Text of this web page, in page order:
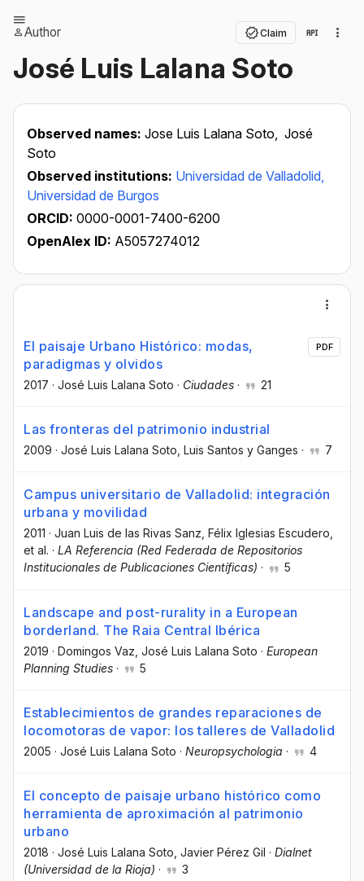
Author Claim
José Luis Lalana Soto
Observed names: Jose Luis Lalana Soto, José
Soto
Observed institutions: Universidad de Valladolid,
Universidad de Burgos
ORCID: 0000-0001-7400-6200
OpenAlex ID: A5057274012
El paisaje Urbano Histórico: modas,
paradigmas y olvidos
2017 · José Luis Lalana Soto · Ciudades · 21
PDF
Las fronteras del patrimonio industrial
2009 · José Luis Lalana Soto , Luis Santos y Ganges · 7
Campus universitario de Valladolid: integración
urbana y movilidad
2011 · Juan Luis de las Rivas Sanz , Félix Iglesias Escudero
et al. · LA Referencia (Red Federada de Repositorios
Institucionales de Publicaciones Científicas) · 5
Landscape and post-rurality in a European
borderland. The Raia Central Ibérica
2019 · Domingos Vaz , José Luis Lalana Soto · European
Planning Studies · 5
Establecimientos de grandes reparaciones de
locomotoras de vapor: los talleres de Valladolid
2005 · José Luis Lalana Soto · Neuropsychologia · 4
El concepto de paisaje urbano histórico como
herramienta de aproximación al patrimonio
urbano
2018 · José Luis Lalana Soto , Javier Pérez Gil · Dialnet
(Universidad de la Rioja) · 3